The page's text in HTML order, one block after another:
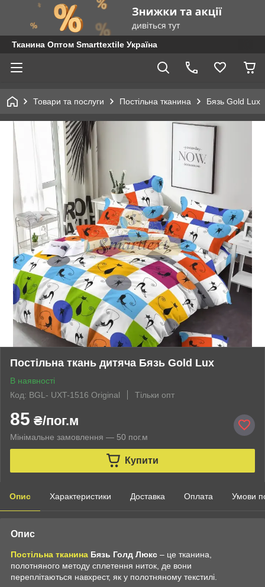
Тканина Оптом Smarttextile Україна
Товари та послуги Постільна тканина Бязь Gold Lux
Постільна ткань дитяча Бязь Gold Lux
В наявності
Код: BGL- UXT-1516 Original
Тільки опт
85 ₴/пог.м
Мінімальне замовлення — 50 пог.м
Купити
Опис Характеристики Доставка Оплата Умови
Опис
Постільна тканина Бязь Голд Люкс – це тканина,
полотняного методу сплетення ниток, де вони
переплітаються навхрест, як у полотняному текстилі.